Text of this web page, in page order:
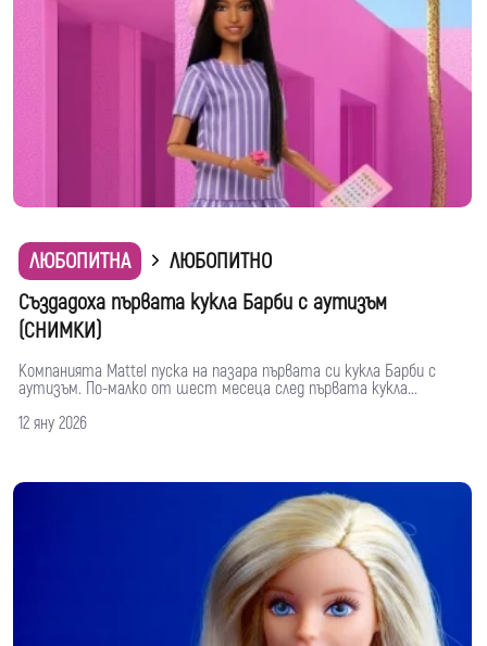
ЛЮБОПИТНА
ЛЮБОПИТНО
Създадоха първата кукла Барби с аутизъм
(СНИМКИ)
Компанията Mattel пуска на пазара първата си кукла Барби с
аутизъм. По-малко от шест месеца след първата кукла...
12 яну 2026